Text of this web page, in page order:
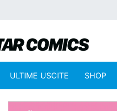
ULTIME USCITE SHOP